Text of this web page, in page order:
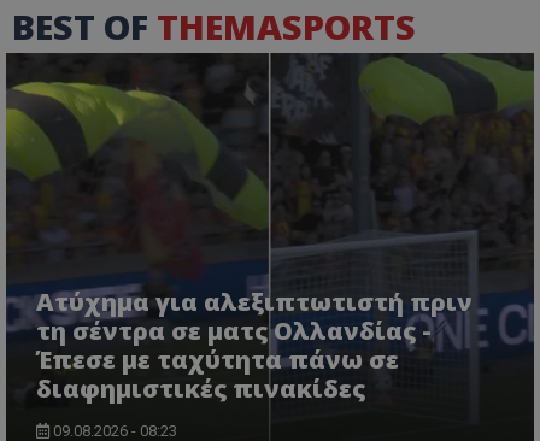
BEST OF THEMASPORTS
Ατύχημα για αλεξιπτωτιστή πριν
τη σέντρα σε ματς Ολλανδίας -
Έπεσε με ταχύτητα πάνω σε
διαφημιστικές πινακίδες
09.08.2026 - 08:23